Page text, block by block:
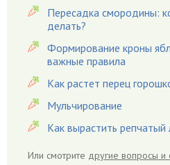
Виноград
Вредители
Гардения
Гацания
Гвоздики
Георгины
Гиацинт
Пересадка смородины:
делать?
Формирование кроны
важные правила
Как растет перец
Мульчирование
Как вырастить репчатый
Или смотрите другие вопросы и